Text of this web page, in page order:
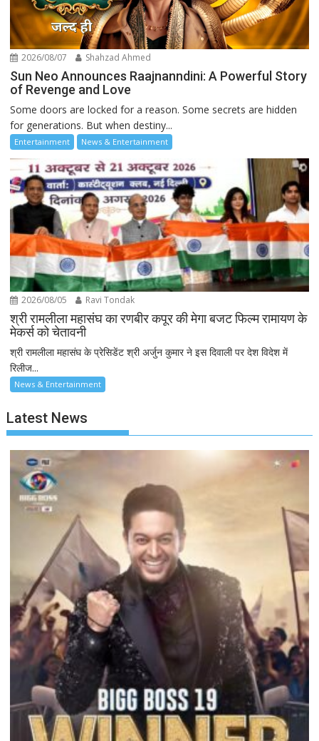
2026/08/07 Shahzad Ahmed
Sun Neo Announces Raajnanndini: A Powerful Story
of Revenge and Love
Some doors are locked for a reason. Some secrets are hidden
for generations. But when destiny...
Entertainment News & Entertainment
2026/08/05 Ravi Tondak
श्री रामलीला महासंघ का रणबीर कपूर की मेगा बजट फिल्म रामायण के
मेकर्स को चेतावनी
श्री रामलीला महासंघ के प्रेसिडेंट श्री अर्जुन कुमार ने इस दिवाली पर देश विदेश में
रिलीज...
News & Entertainment
Latest News